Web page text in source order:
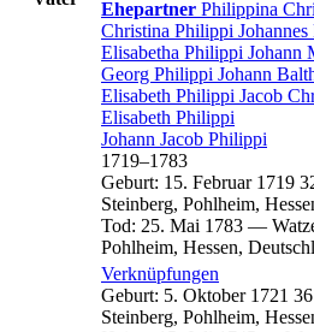
Ehepartner Philippina
Christina Philippi Johannes
Elisabetha Philippi Johann
Georg Philippi Johann
Elisabeth Philippi Jacob
Elisabeth Philippi
Johann Jacob Philippi
1719–1783
Geburt: 15. Februar 1719
Steinberg, Pohlheim,
Tod: 25. Mai 1783 —
Pohlheim, Hessen,
Verknüpfungen
Geburt: 5. Oktober 1721 36
Steinberg, Pohlheim,